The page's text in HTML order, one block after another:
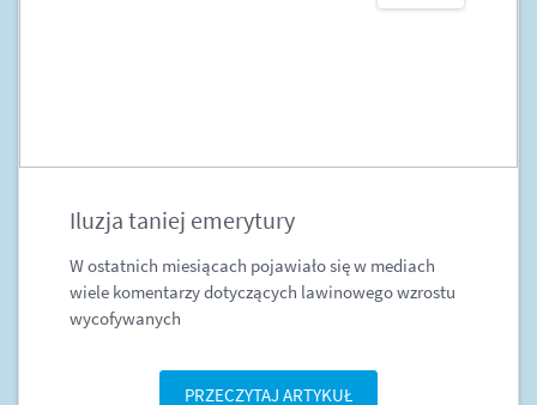
Iluzja taniej emerytury
W ostatnich miesiącach pojawiało się w mediach
wiele komentarzy dotyczących lawinowego wzrostu
wycofywanych
PRZECZYTAJ ARTYKUŁ